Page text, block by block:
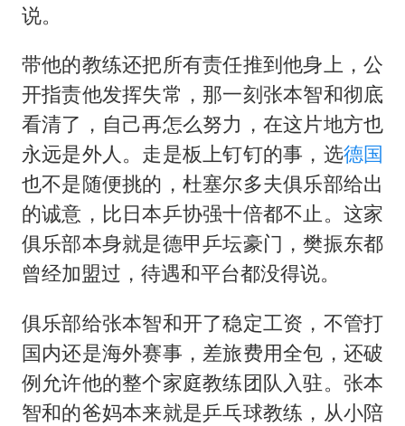
说。
带他的教练还把所有责任推到他身上，公
开指责他发挥失常，那一刻张本智和彻底
看清了，自己再怎么努力，在这片地方也
永远是外人。走是板上钉钉的事，选德国
也不是随便挑的，杜塞尔多夫俱乐部给出
的诚意，比日本乒协强十倍都不止。这家
俱乐部本身就是德甲乒坛豪门，樊振东都
曾经加盟过，待遇和平台都没得说。
俱乐部给张本智和开了稳定工资，不管打
国内还是海外赛事，差旅费用全包，还破
例允许他的整个家庭教练团队入驻。张本
智和的爸妈本来就是乒乓球教练，从小陪